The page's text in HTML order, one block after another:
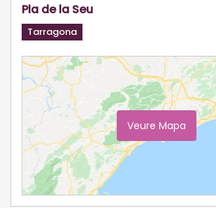
Pla de la Seu
Tarragona
Veure Mapa